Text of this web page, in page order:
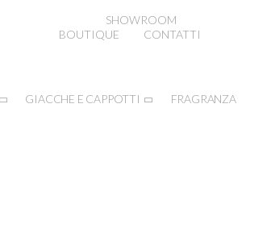
SHOWROOM
BOUTIQUE
CONTATTI
GIACCHE E CAPPOTTI FRAGRANZA